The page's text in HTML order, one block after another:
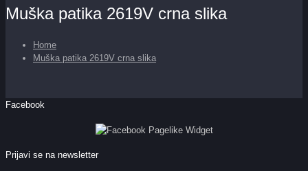
Muška patika 2619V crna slika
Home
Muška patika 2619V crna slika
Facebook
Prijavi se na newsletter